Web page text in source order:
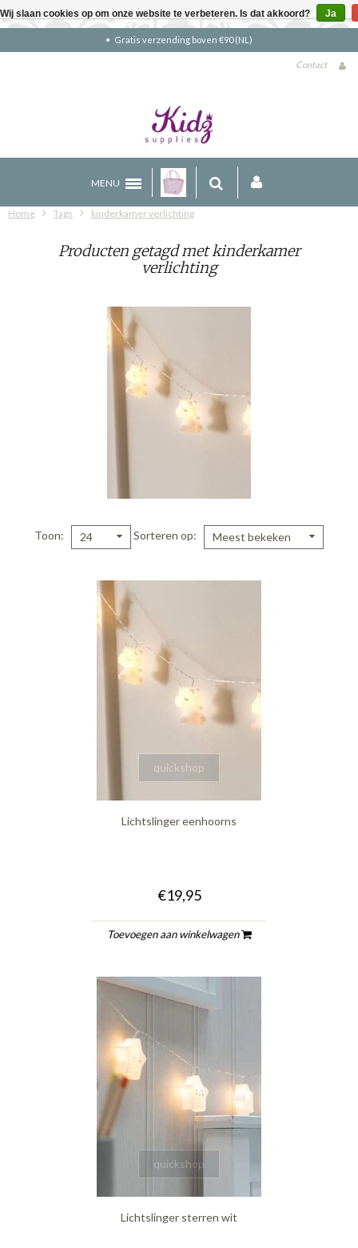
Gratis verzending boven €90 (NL)
Contact
MENU
Home Tags kinderkamer verlichting
Producten getagd met kinderkamer
verlichting
Toon 24 Sorteren op Meest bekeken
quickshop
Lichtslinger eenhoorns
€19,95
Toevoegen aan winkelwagen
quickshop
Lichtslinger sterren wit
Wij slaan cookies op om onze website te verbeteren. Is dat akkoord? Ja